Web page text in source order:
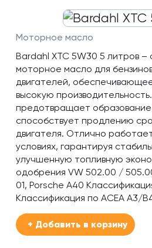
Моторное масло
Bardahl XTC 5W30 5 литров –
моторное масло для
двигателей,
высокую
предотвращает
способствует продлению
двигателя. Отлично
условиях, гарантируя
улучшенную топливную
одобрения VW 502.00 /
01, Porsche A40
Классификация по ACEA A3/
+ Добавить в корзину